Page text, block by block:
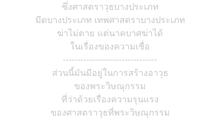
ซึ่งศาสตราวุธบางประเภท
มีดบางประเภท เทพศาสตราบางประเภท
ฆ่าไม่ตาย แต่นาคบาศฆ่าได้
ในเรื่องของความเชื่อ
--------------------------------
ส่วนนี้มันมีอยู่ในการสร้างอาวุธ
ของพระวิษณุกรรม
ที่ว่าด้วยเรื่องความรุนแรง
ของศาสตราวุธที่พระวิษณุกรรม